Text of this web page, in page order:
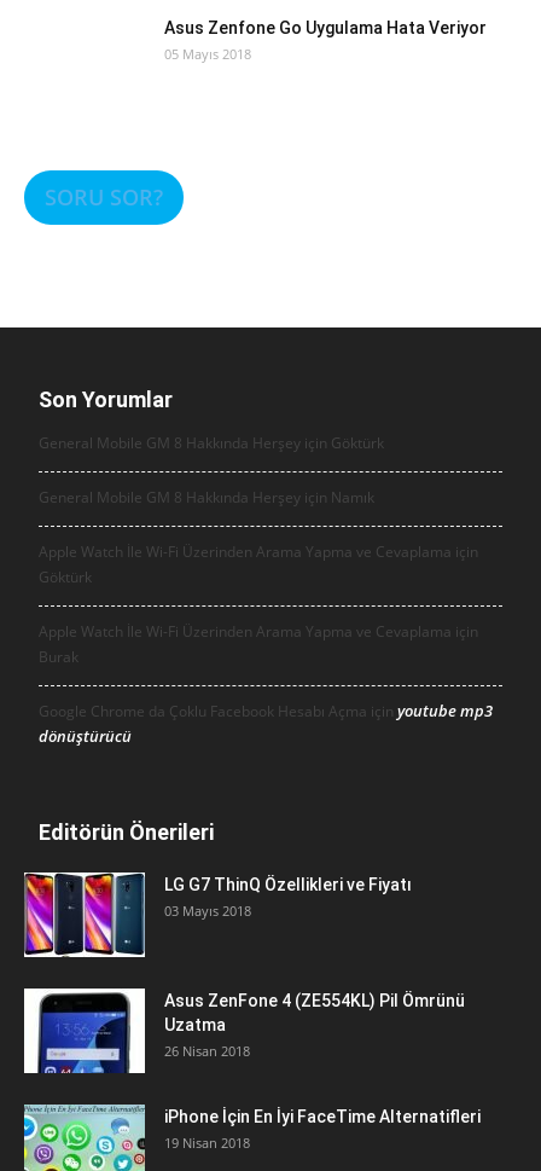
Asus Zenfone Go Uygulama Hata Veriyor
05 Mayıs 2018
SORU SOR?
Son Yorumlar
General Mobile GM 8 Hakkında Herşey için Göktürk
General Mobile GM 8 Hakkında Herşey için Namık
Apple Watch İle Wi-Fi Üzerinden Arama Yapma ve Cevaplama için
Göktürk
Apple Watch İle Wi-Fi Üzerinden Arama Yapma ve Cevaplama için
Burak
Google Chrome da Çoklu Facebook Hesabı Açma için youtube mp3
dönüştürücü
Editörün Önerileri
LG G7 ThinQ Özellikleri ve Fiyatı
03 Mayıs 2018
Asus ZenFone 4 (ZE554KL) Pil Ömrünü
Uzatma
26 Nisan 2018
iPhone İçin En İyi FaceTime Alternatifleri
19 Nisan 2018